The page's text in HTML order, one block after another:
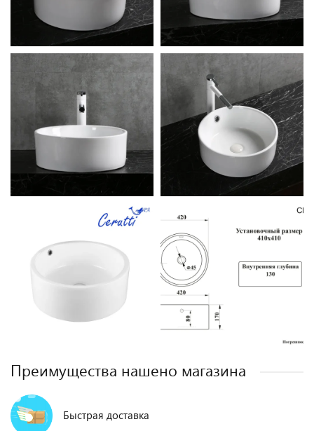
Преимущества нашено магазина
Быстрая доставка